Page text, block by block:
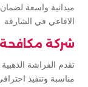
ميدانية واسعة
الافاعي في الشارقة
شركة
تقدم الفراشة
مناسبة وتنفيذ